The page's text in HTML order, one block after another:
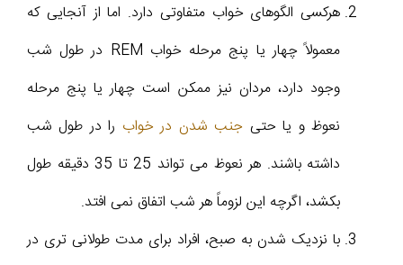
هرکسی الگوهای خواب متفاوتی دارد. اما از آنجایی که
معمولاً چهار یا پنج مرحله خواب REM در طول شب
وجود دارد، مردان نیز ممکن است چهار یا پنج مرحله
نعوظ و یا حتی جنب شدن در خواب را در طول شب
داشته باشند. هر نعوظ می تواند 25 تا 35 دقیقه طول
بکشد، اگرچه این لزوماً هر شب اتفاق نمی افتد.
با نزدیک شدن به صبح، افراد برای مدت طولانی تری در